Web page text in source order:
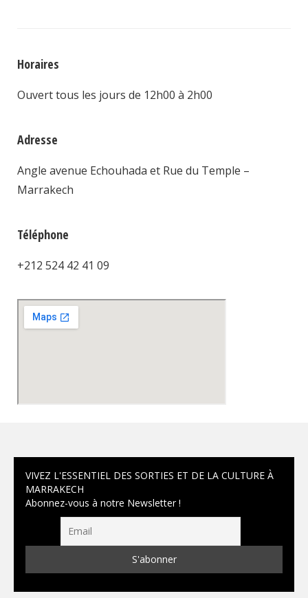
VIVEZ L'ESSENTIEL DES SORTIES ET DE LA CULTURE À
MARRAKECH
Abonnez-vous à notre Newsletter !
Horaires
Ouvert tous les jours de 12h00 à 2h00
Adresse
Angle avenue Echouhada et Rue du Temple –
Marrakech
Téléphone
+212 524 42 41 09